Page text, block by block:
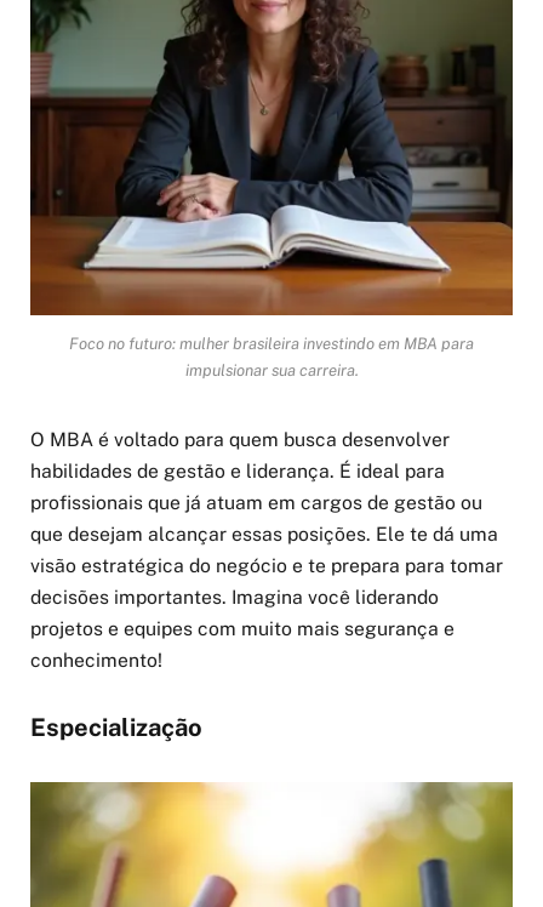
Foco no futuro: mulher brasileira investindo em MBA para
impulsionar sua carreira.
O MBA é voltado para quem busca desenvolver
habilidades de gestão e liderança. É ideal para
profissionais que já atuam em cargos de gestão ou
que desejam alcançar essas posições. Ele te dá uma
visão estratégica do negócio e te prepara para tomar
decisões importantes. Imagina você liderando
projetos e equipes com muito mais segurança e
conhecimento!
Especialização